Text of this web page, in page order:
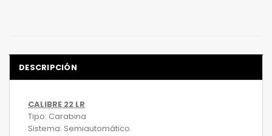
DESCRIPCIÓN
CALIBRE 22 LR
Tipo: Carabina
Sistema: Semiautomático